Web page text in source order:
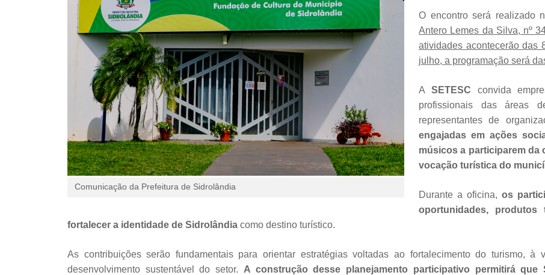
Comunicação da Prefeitura de Sidrolândia
O encontro será realizado
Antero Lemes da Silva, nº
atividades acontecerão
julho, a programação será
A SETESC convida
profissionais das áreas
representantes de
engajadas em ações
músicos a participarem da
vocação turística do
Durante a oficina,os
oportunidades,
fortalecer a identidade de Sidrolândia como destino turístico.
As contribuições serão fundamentais para orientar estratégias voltadas ao fortalecimento do turismo,
desenvolvimento sustentável do setor. A construção desse planejamento participativo permitirá que